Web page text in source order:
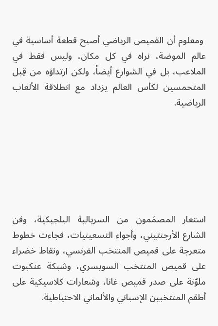
ومعلوم أن القميص الرياضي أصبح قطعة أساسية في
عالم الموضة، نراه في كل مكان، وليس فقط في
الملاعب، بل في الشوارع أيضاً، ولكن ارتداؤه من قِبل
المتحمسين لكأس العالم يزداد مع انطلاقة الألعاب
الرياضية.
استعار المصمّمون من السريالية البلجيكية، وفن
الشارع الأرجنتيني، وأجواء التسعينيات، فجاءت خطوط
متعرجة على قميص المنتخب الفرنسي، ونقاط خضراء
على قميص المنتخب السويسري، وشبكة عنكبوت
ملوّنة على صدر قميص غانا، وشعارات كلاسيكية على
أطقم المنتخبين الإسباني والألماني الاحتياطية.